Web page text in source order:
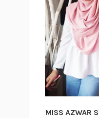
MISS AZWAR